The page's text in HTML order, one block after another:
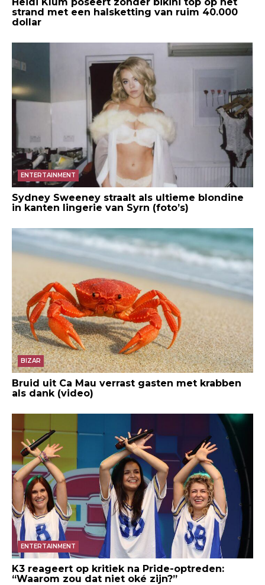
Heidi Klum poseert zonder bikini top op het
strand met een halsketting van ruim 40.000
dollar
ENTERTAINMENT
Sydney Sweeney straalt als ultieme blondine
in kanten lingerie van Syrn (foto’s)
BIZAR
Bruid uit Ca Mau verrast gasten met krabben
als dank (video)
ENTERTAINMENT
K3 reageert op kritiek na Pride-optreden:
“Waarom zou dat niet oké zijn?”